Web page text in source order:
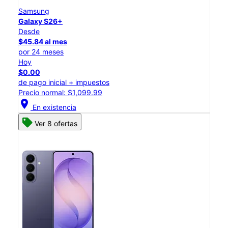
Samsung
Galaxy S26+
Desde
$45.84 al mes
por 24 meses
Hoy
$0.00
de pago inicial + impuestos
Precio normal: $1,099.99
location_on En existencia
Ver 8 ofertas